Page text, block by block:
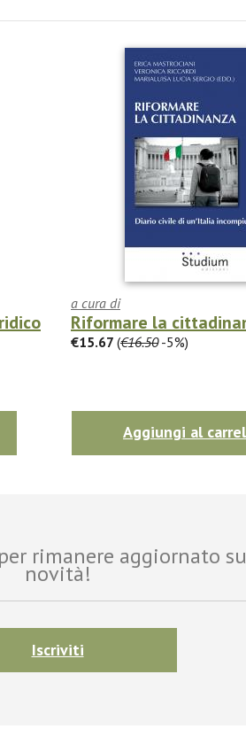
a cura di
Riformare la
€15.67 (€16.50-5%)
Aggiungi al
rimanere aggiornato
novità!
Iscriviti